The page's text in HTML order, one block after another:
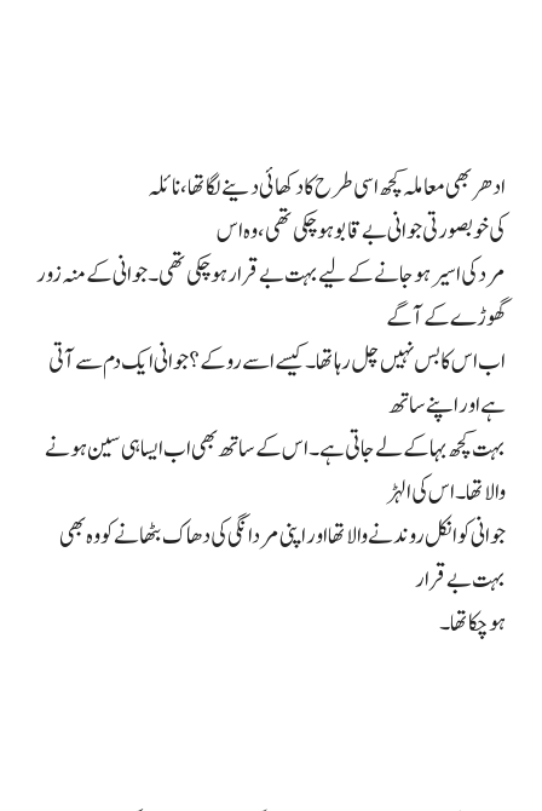
ادھر بھی معاملہ کچھ اسی طرح کا دکھائی دینے لگا تھا، نائلہ
کی خوبصورتی جوانی بے قابوہوچکی تھی ، وہ اس
مرد کی اسیر ہو جانے کے لیے بہت بے قرار ہو چکی تھی۔ جوانی کے منہ زور
گھوڑے کے آگے
اب اس کا بس نہیں چل رہا تھا۔ کیسے اسے روکے؟ جوانی ایک دم سے آتی
ہے اور اپنے ساتھ
بہت کچھ بہا کے لے جاتی ہے۔ اس کے ساتھ بھی اب ایسا ہی سین ہونے
والا تھا۔ اس کی الہڑ
جوانی کو انکل روندنے والا تھا اور اپنی مردانگی کی دھاک بٹھانے کو وہ بھی
بہت بے قرار
ہو چکا تھا۔